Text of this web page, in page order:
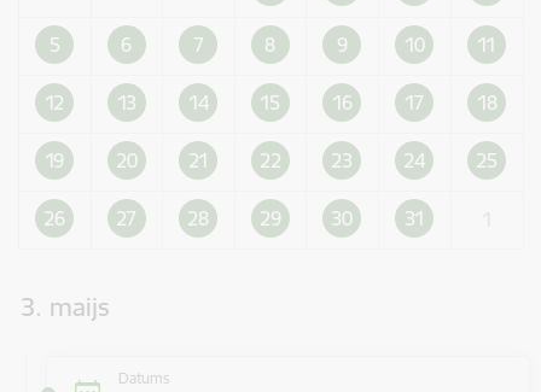
5 6 7 8 9 10 11
12 13 14 15 16 17 18
19 20 21 22 23 24 25
26 27 28 29 30 31
3. maijs
Datums